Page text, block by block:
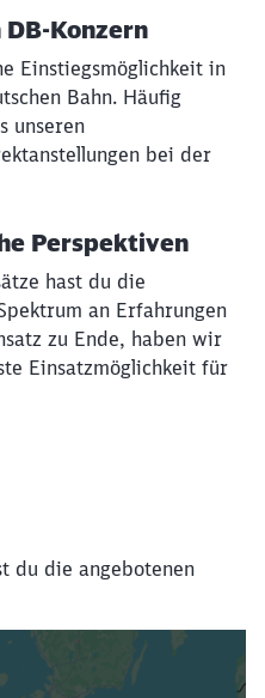
Konzern
Einstiegsmöglichkeit in
Bahn. Häufig
unseren
bei der
Perspektiven
hast du die
an Erfahrungen
zu Ende, haben wir
Einsatzmöglichkeit für
du die angebotenen